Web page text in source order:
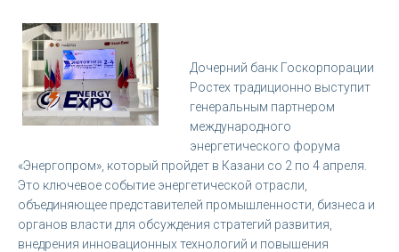
Дочерний банк Госкорпорации
Ростех традиционно выступит
генеральным партнером
международного
энергетического форума
«Энергопром», который пройдет в Казани со 2 по 4 апреля.
Это ключевое событие энергетической отрасли,
объединяющее представителей промышленности, бизнеса и
органов власти для обсуждения стратегий развития,
внедрения инновационных технологий и повышения